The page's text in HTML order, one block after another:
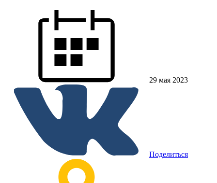
29 мая 2023
Поделиться